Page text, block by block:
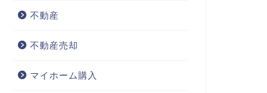
不動産
不動産売却
マイホーム購入